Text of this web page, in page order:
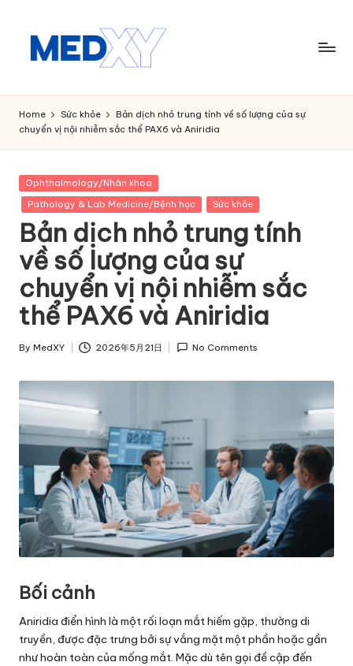
M
e
d
x
y
A
I
Home Sức khỏe
Bản dịch nhỏ trung tính về số lượng của sự
chuyển vị nội nhiễm sắc thể PAX6 và Aniridia
Posted
in
Ophthalmology/Nhãn khoa
Pathology & Lab Medicine/Bệnh học
Sức khỏe
Bản dịch nhỏ trung tính
về số lượng của sự
chuyển vị nội nhiễm sắc
thể PAX6 và Aniridia
Posted
By MedXY 2026年5月21日 No Comments
Bối cảnh
Aniridia điển hình là một rối loạn mắt hiếm gặp, thường di
truyền, được đặc trưng bởi sự vắng mặt một phần hoặc gần
như hoàn toàn của mống mắt. Mặc dù tên gọi đề cập đến